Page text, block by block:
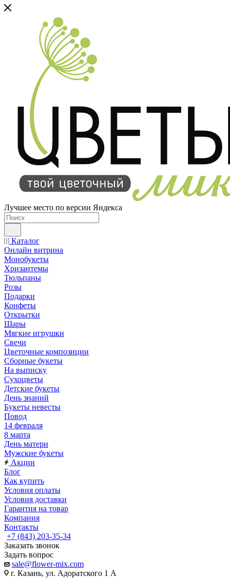
Лучшее место по версии Яндекса
Каталог
Онлайн витрина
Монобукеты
Хризантемы
Тюльпаны
Розы
Подарки
Конфеты
Открытки
Шары
Мягкие игрушки
Свечи
Цветочные композиции
Сборные букеты
На выписку
Сухоцветы
Детские букеты
День знаний
Букеты невесты
Повод
14 февраля
8 марта
День матери
Мужские букеты
Акции
Блог
Как купить
Условия оплаты
Условия доставки
Гарантия на товар
Компания
Контакты
+7 (843) 203-35-34
Заказать звонок
Задать вопрос
sale@flower-mix.com
г. Казань, ул. Адоратского 1 А